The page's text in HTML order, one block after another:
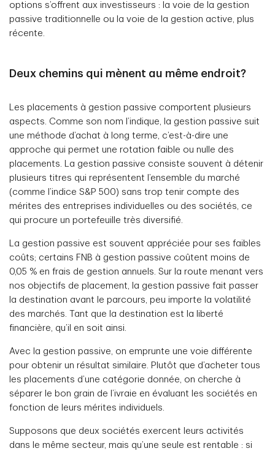
options s’offrent aux investisseurs : la voie de la gestion
passive traditionnelle ou la voie de la gestion active, plus
récente.
Deux chemins qui mènent au même endroit?
Les placements à gestion passive comportent plusieurs
aspects. Comme son nom l’indique, la gestion passive suit
une méthode d’achat à long terme, c’est-à-dire une
approche qui permet une rotation faible ou nulle des
placements. La gestion passive consiste souvent à détenir
plusieurs titres qui représentent l’ensemble du marché
(comme l’indice S&P 500) sans trop tenir compte des
mérites des entreprises individuelles ou des sociétés, ce
qui procure un portefeuille très diversifié.
La gestion passive est souvent appréciée pour ses faibles
coûts; certains FNB à gestion passive coûtent moins de
0,05 % en frais de gestion annuels. Sur la route menant vers
nos objectifs de placement, la gestion passive fait passer
la destination avant le parcours, peu importe la volatilité
des marchés. Tant que la destination est la liberté
financière, qu’il en soit ainsi.
Avec la gestion passive, on emprunte une voie différente
pour obtenir un résultat similaire. Plutôt que d’acheter tous
les placements d’une catégorie donnée, on cherche à
séparer le bon grain de l’ivraie en évaluant les sociétés en
fonction de leurs mérites individuels.
Supposons que deux sociétés exercent leurs activités
dans le même secteur, mais qu’une seule est rentable : si